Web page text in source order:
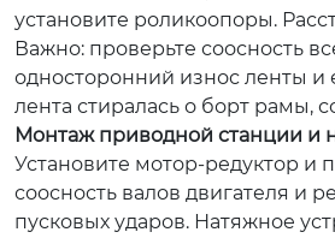
установите роликоопоры.
Важно: проверьте соосность
односторонний износ ленты и
лента стиралась о борт рамы,
Монтаж приводной станции и
Установите мотор-редуктор и
соосность валов двигателя и
пусковых ударов. Натяжное